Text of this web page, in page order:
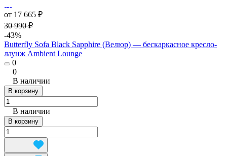
от 17 665 ₽
30 990 ₽
-43%
Butterfly Sofa Black Sapphire (Велюр) — бескаркасное кресло-
лаунж Ambient Lounge
0
0
В наличии
В корзину
В наличии
В корзину